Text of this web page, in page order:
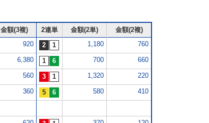
金額(3複) 2連単 金額(2単)
金額(2複)
920 1,180 760
6,380 700 660
560 1,320 220
360 580 410